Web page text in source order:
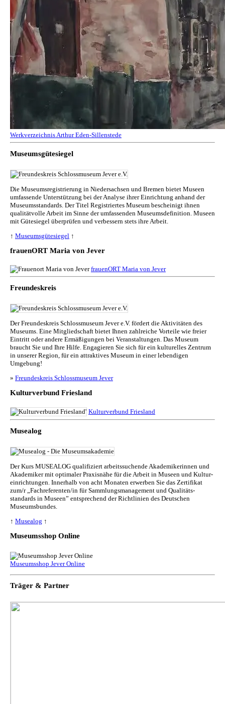
Werkverzeichnis Arthur Eden-Sillenstede
Museumsgütesiegel
Die Museumsregistrierung in Niedersachsen und Bremen bietet Museen
umfassende Unterstützung bei der Analyse ihrer Einrichtung anhand der
Museumsstandards. Der Titel Registriertes Museum bescheinigt ihnen
qualitätvolle Arbeit im Sinne der umfassenden Museumsdefinition. Museen
mit Gütesiegel überprüfen und verbessern stets ihre Arbeit.
↑ Museumsgütesiegel ↑
frauenORT Maria von Jever
frauenORT Maria von Jever
Freundeskreis
Der Freundeskreis Schlossmuseum Jever e.V. fördert die Aktivitäten des
Museums. Eine Mitgliedschaft bietet Ihnen zahlreiche Vorteile wie freier
Eintritt oder andere Ermäßigungen bei Veranstaltungen. Das Museum
braucht Sie und Ihre Hilfe. Engagieren Sie sich für ein kulturelles Zentrum
in unserer Region, für ein attraktives Museum in einer lebendigen
Umgebung!
» Freundeskreis Schlossmuseum Jever
Kulturverbund Friesland
Kulturverbund Friesland
Musealog
Der Kurs MUSEALOG qualifiziert arbeitssuchende Akademikerinnen und
Akademiker mit optimaler Praxisnähe für die Arbeit in Museen und Kul­tur­
ein­rich­tun­gen. Innerhalb von acht Monaten erwerben Sie das Zertifikat
zum/r „Fachreferenten/in für Sammlungs­management und Qualitäts­
standards in Museen” entsprechend der Richtlinien des Deutschen
Museumsbundes.
↑ Musealog ↑
Museumsshop Online
Museumsshop Jever Online
Träger & Partner